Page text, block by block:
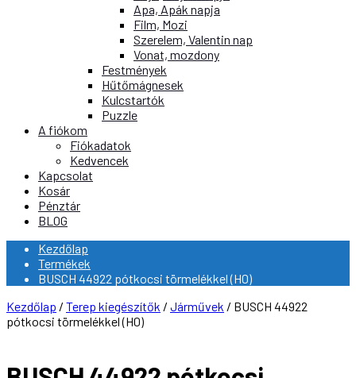
Apa, Apák napja
Film, Mozi
Szerelem, Valentin nap
Vonat, mozdony
Festmények
Hűtőmágnesek
Kulcstartók
Puzzle
A fiókom
Fiókadatok
Kedvencek
Kapcsolat
Kosár
Pénztár
BLOG
Kezdőlap
Termékek
BUSCH 44922 pótkocsi törmelékkel (H0)
Kezdőlap / Terep kiegészítők / Járművek / BUSCH 44922
pótkocsi törmelékkel (H0)